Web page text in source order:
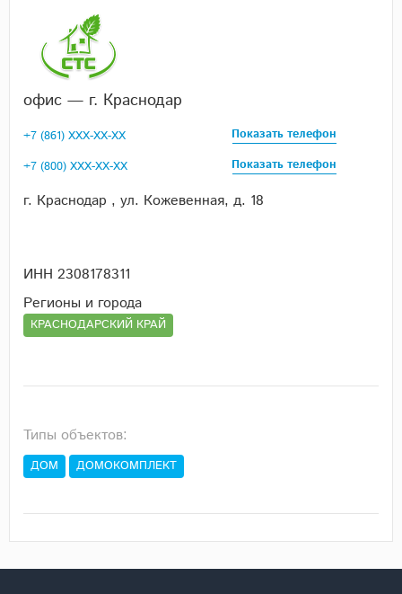
офис — г. Краснодар
+7 (861) XXX-XX-XX
Показать телефон
+7 (800) XXX-XX-XX
Показать телефон
г. Краснодар , ул. Кожевенная, д. 18
ИНН 2308178311
Регионы и города
КРАСНОДАРСКИЙ КРАЙ
Типы объектов:
ДОМ ДОМОКОМПЛЕКТ